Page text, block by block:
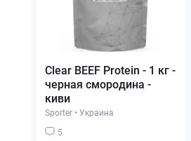
Clear BEEF Protein - 1 кг -
черная смородина -
киви
Sporter • Украина
5